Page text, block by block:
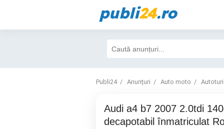
publi24.ro
Publi24 Anunțuri Auto moto
Audi a4 b7 2007 2.0tdi 140cp BPW
decapotabil înmatriculat